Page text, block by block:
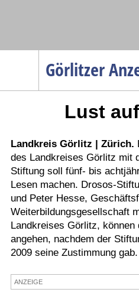
Görlitzer
Gesellschaft
Wirtschaft
Service
Verkehr
Gesundheit
Kultur
Termine
Lust
Landkreis Görlitz | Zürich.
des Landkreises Görlitz mit
Stiftung soll fünf- bis
Lesen machen. Drosos-
und Peter Hesse,
Weiterbildungsgesellschaft
Landkreises Görlitz,
angehen, nachdem der
2009 seine Zustimmung gab.
ANZEIGE